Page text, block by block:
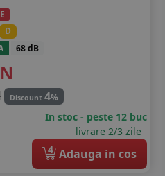
E
D
68 dB
Discount 4%
In stoc - peste 12 buc
livrare 2/3 zile
4 Adauga in cos